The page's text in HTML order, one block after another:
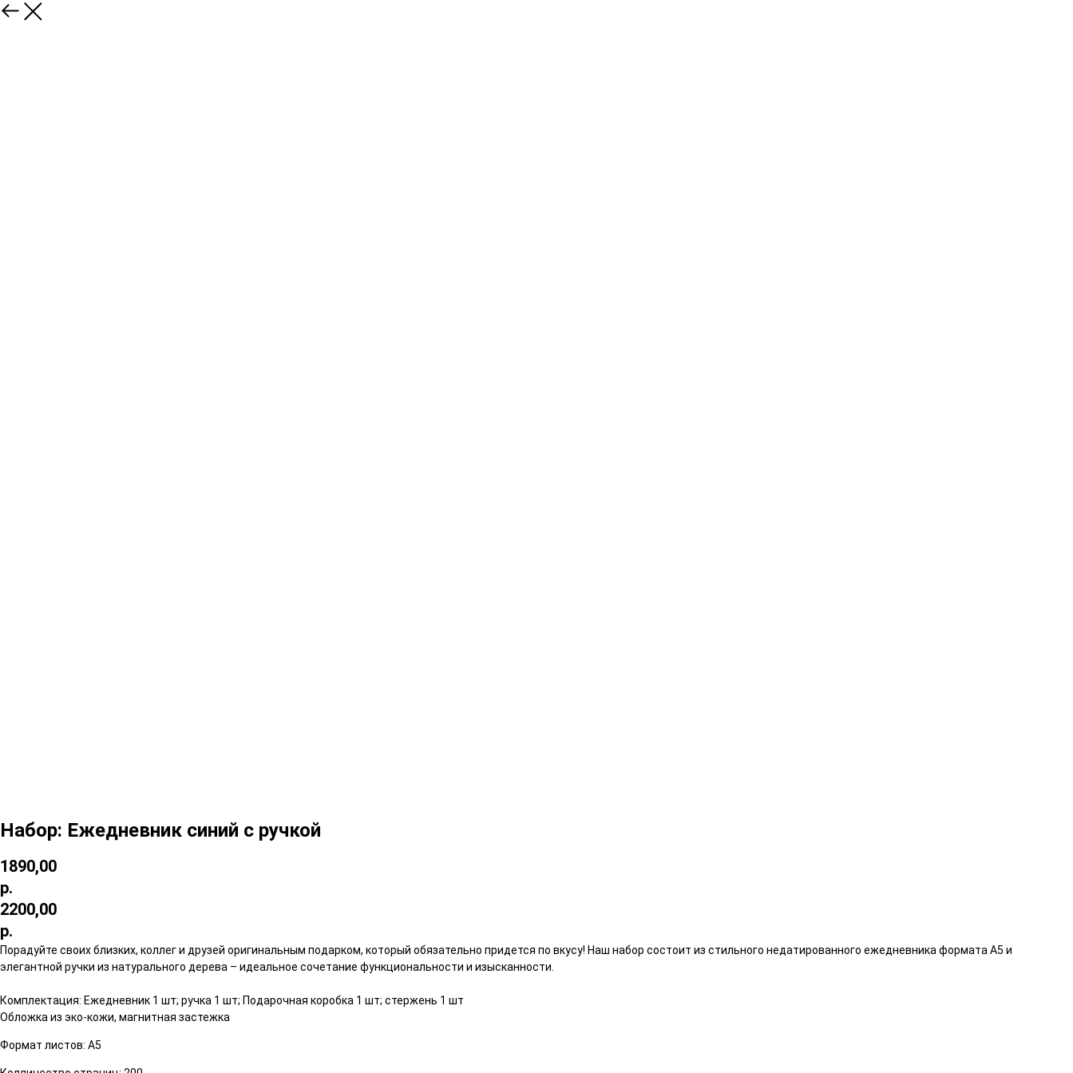
Набор: Ежедневник синий с ручкой
1890,00
р.
2200,00
р.
Порадуйте своих близких, коллег и друзей оригинальным подарком, который обязательно придется по вкусу! Наш набор состоит из стильного недатированного ежедневника формата А5 и
элегантной ручки из натурального дерева – идеальное сочетание функциональности и изысканности.
Комплектация: Ежедневник 1 шт; ручка 1 шт; Подарочная коробка 1 шт; стержень 1 шт
Обложка из эко-кожи, магнитная застежка
Формат листов: А5